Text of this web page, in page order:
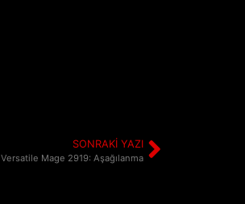
SONRAKI YAZI
Versatile Mage 2919: Aşağılanma